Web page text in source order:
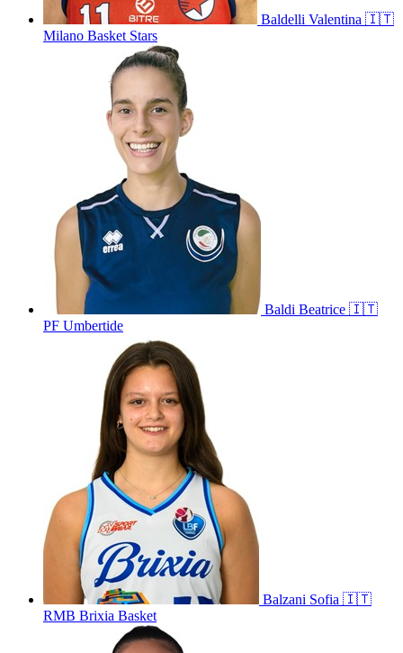
Baldelli Valentina 🇮🇹
Milano Basket Stars
Baldi Beatrice 🇮🇹
PF Umbertide
Balzani Sofia 🇮🇹
RMB Brixia Basket